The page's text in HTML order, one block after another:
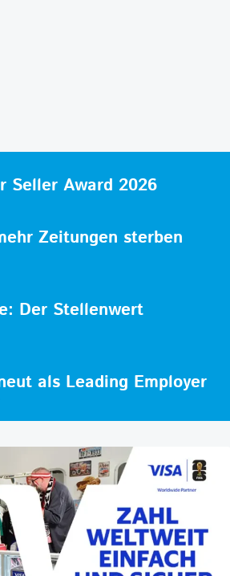
Seller Award 2026
Zeitungen sterben
Der Stellenwert
als Leading Employer